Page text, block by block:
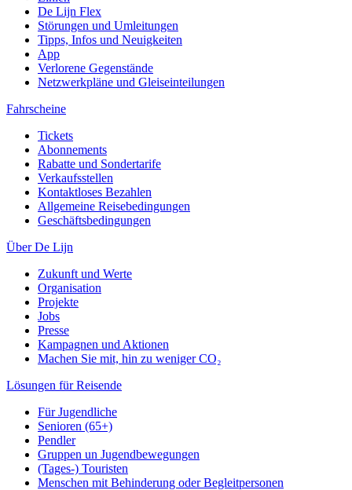
De Lijn Flex
Störungen und Umleitungen
Tipps, Infos und Neuigkeiten
App
Verlorene Gegenstände
Netzwerkpläne und Gleiseinteilungen
Fahrscheine
Tickets
Abonnements
Rabatte und Sondertarife
Verkaufsstellen
Kontaktloses Bezahlen
Allgemeine Reisebedingungen
Geschäftsbedingungen
Über De Lijn
Zukunft und Werte
Organisation
Projekte
Jobs
Presse
Kampagnen und Aktionen
Machen Sie mit, hin zu weniger CO₂
Lösungen für Reisende
Für Jugendliche
Senioren (65+)
Pendler
Gruppen un Jugendbewegungen
(Tages-) Touristen
Menschen mit Behinderung oder Begleitpersonen